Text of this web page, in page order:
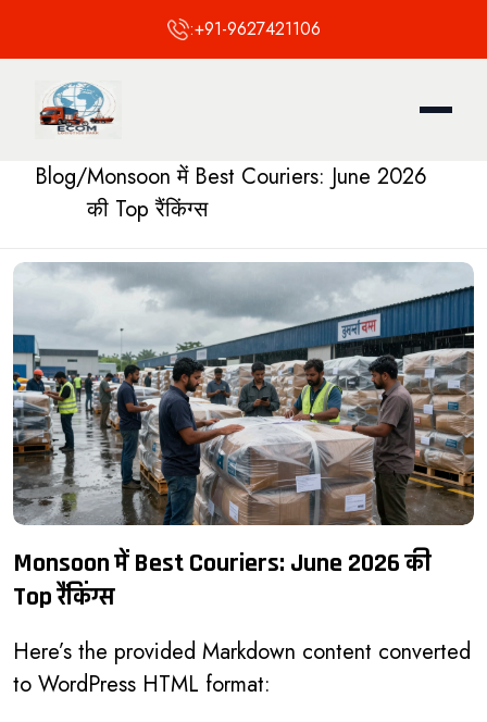
:+91-9627421106
Blog/Monsoon में Best Couriers: June 2026
की Top रैंकिंग्स
Monsoon में Best Couriers: June 2026 की
Top रैंकिंग्स
Here’s the provided Markdown content converted
to WordPress HTML format: